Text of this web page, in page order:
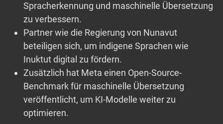
Spracherkennung und maschinelle Übersetzung
zu verbessern.
Partner wie die Regierung von Nunavut
beteiligen sich, um indigene Sprachen wie
Inuktut digital zu fördern.
Zusätzlich hat Meta einen Open-Source-
Benchmark für maschinelle Übersetzung
veröffentlicht, um KI-Modelle weiter zu
optimieren.